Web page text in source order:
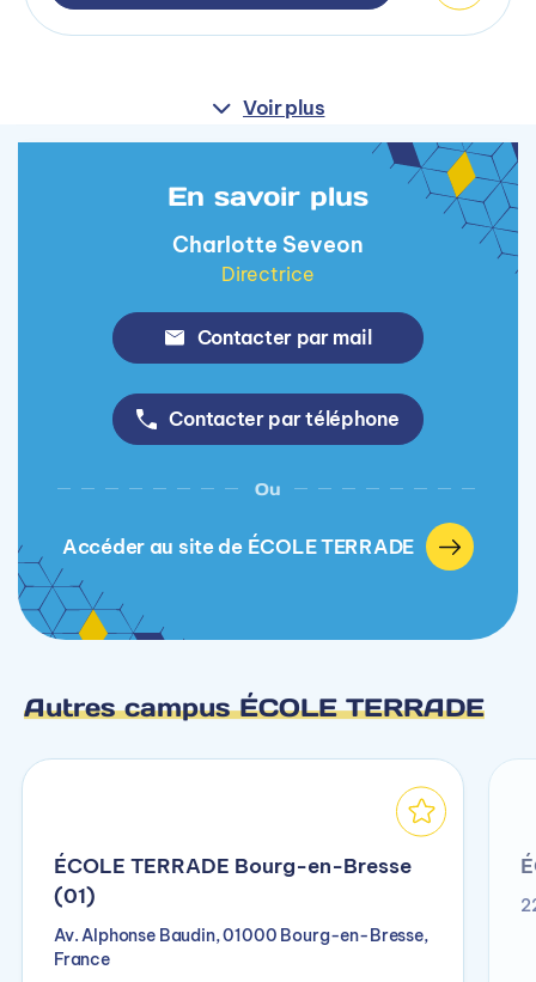
Voir plus
En savoir plus
Charlotte Seveon
Directrice
Contacter par mail
Contacter par téléphone
Ou
Accéder au site de ÉCOLE TERRADE
Autres campus ÉCOLE TERRADE
ÉCOLE TERRADE Bourg-en-Bresse
(01)
Av. Alphonse Baudin, 01000 Bourg-en-Bresse,
France